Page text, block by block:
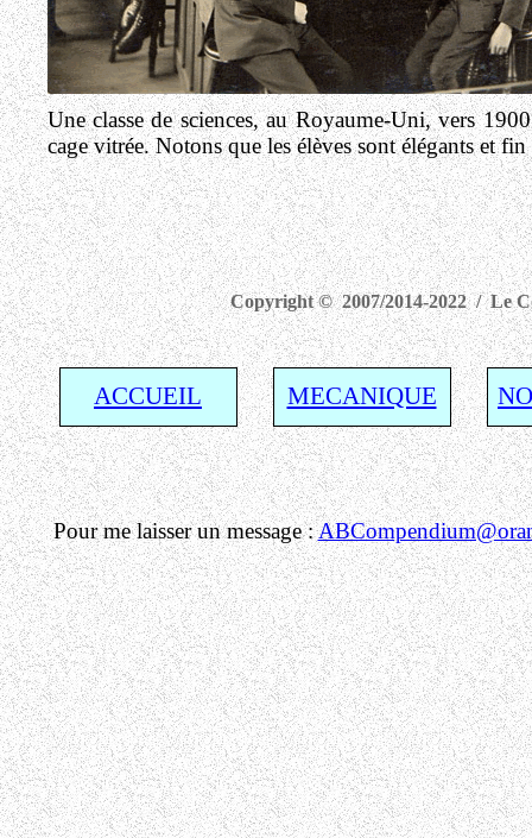
Une classe de sciences, au Royaume-Uni, vers
cage vitrée. Notons que les élèves sont élégants et
Copyright © 2007/2014-2022 / Le
ACCUEIL MECANIQUE
Pour me laisser un message :